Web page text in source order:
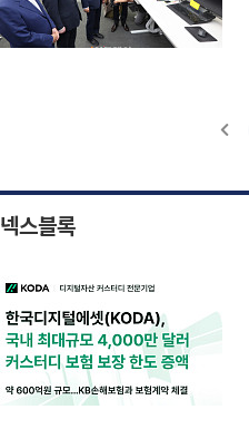
넥스블록